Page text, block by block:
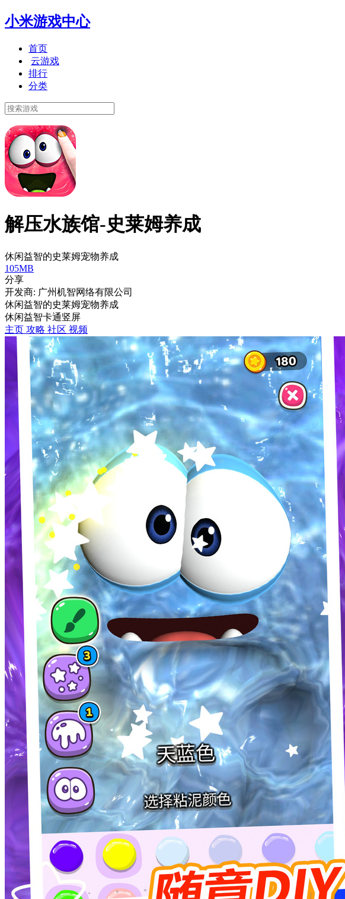
小米游戏中心
首页
云游戏
排行
分类
解压水族馆-史莱姆养成
休闲益智的史莱姆宠物养成
105MB
分享
开发商: 广州机智网络有限公司
休闲益智的史莱姆宠物养成
休闲益智卡通竖屏
主页 攻略 社区 视频